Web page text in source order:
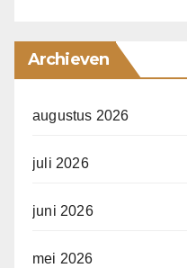
Archieven
augustus 2026
juli 2026
juni 2026
mei 2026